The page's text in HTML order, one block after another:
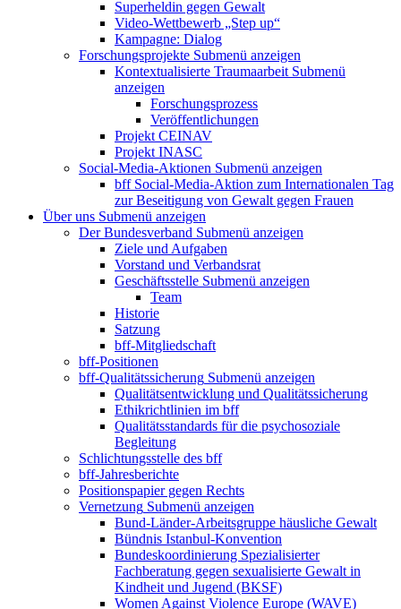
Superheldin gegen Gewalt
Video-Wettbewerb „Step up“
Kampagne: Dialog
Forschungsprojekte Submenü anzeigen
Kontextualisierte Traumaarbeit Submenü
anzeigen
Forschungsprozess
Veröffentlichungen
Projekt CEINAV
Projekt INASC
Social-Media-Aktionen Submenü anzeigen
bff Social-Media-Aktion zum Internationalen Tag
zur Beseitigung von Gewalt gegen Frauen
Über uns Submenü anzeigen
Der Bundesverband Submenü anzeigen
Ziele und Aufgaben
Vorstand und Verbandsrat
Geschäftsstelle Submenü anzeigen
Team
Historie
Satzung
bff-Mitgliedschaft
bff-Positionen
bff-Qualitätssicherung Submenü anzeigen
Qualitätsentwicklung und Qualitätssicherung
Ethikrichtlinien im bff
Qualitätsstandards für die psychosoziale
Begleitung
Schlichtungsstelle des bff
bff-Jahresberichte
Positionspapier gegen Rechts
Vernetzung Submenü anzeigen
Bund-Länder-Arbeitsgruppe häusliche Gewalt
Bündnis Istanbul-Konvention
Bundeskoordinierung Spezialisierter
Fachberatung gegen sexualisierte Gewalt in
Kindheit und Jugend (BKSF)
Women Against Violence Europe (WAVE)